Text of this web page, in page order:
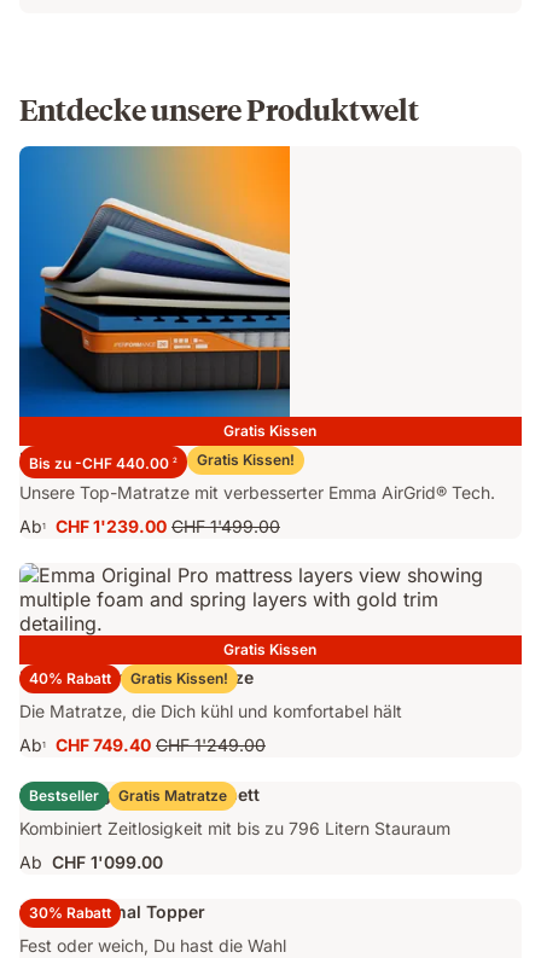
Entdecke unsere Produktwelt
Gratis Kissen
Bis zu -CHF 440.00 2 Gratis Kissen!
Emma Performance 26 Matratze
Unsere Top-Matratze mit verbesserter Emma AirGrid® Tech.
Ab1
Preis
CHF 1'239.00 Ursprünglicher
CHF 1'499.00
CHF 1'499.00
Gratis Kissen
40% Rabatt
Gratis Kissen!
Emma Original Pro Matratze
Die Matratze, die Dich kühl und komfortabel hält
Ab1
Preis
CHF 749.40
CHF 749.40 Ursprünglicher
Preis
CHF 1'249.00
CHF 1'249.00
Bestseller Gratis Matratze
Emma Original Stauraumbett
Kombiniert Zeitlosigkeit mit bis zu 796 Litern Stauraum
Ab CHF 1'099.00
30% Rabatt
Emma Original Topper
Fest oder weich, Du hast die Wahl